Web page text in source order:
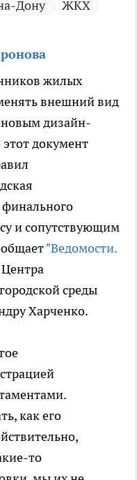
Дону ЖКХ
жилых
внешний вид
новым дизайн-
документ
и сопутствующим
"Ведомости.
Центра
среды
Харченко.
как его
то